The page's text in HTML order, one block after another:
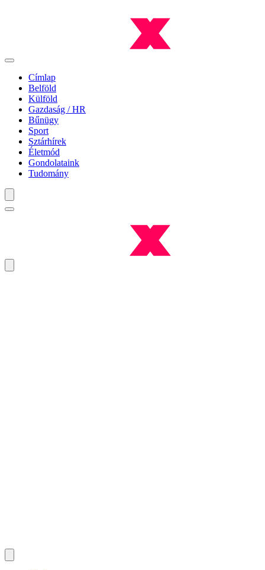
Címlap
Belföld
Külföld
Gazdaság / HR
Bűnügy
Sport
Sztárhírek
Életmód
Gondolataink
Tudomány